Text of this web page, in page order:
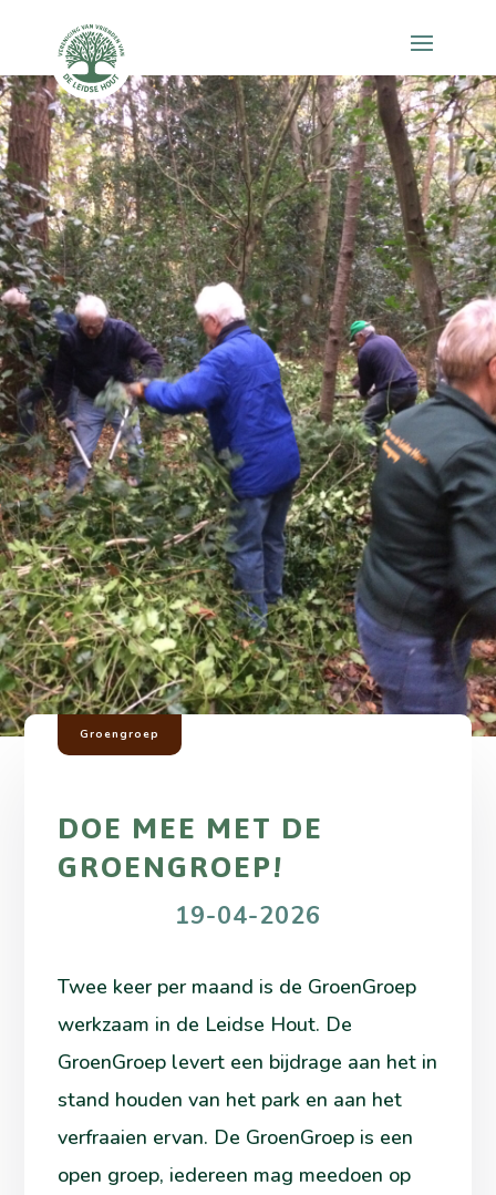
Groengroep
DOE MEE MET DE
GROENGROEP!
19-04-2026
Twee keer per maand is de GroenGroep
werkzaam in de Leidse Hout. De
GroenGroep levert een bijdrage aan het in
stand houden van het park en aan het
verfraaien ervan. De GroenGroep is een
open groep, iedereen mag meedoen op